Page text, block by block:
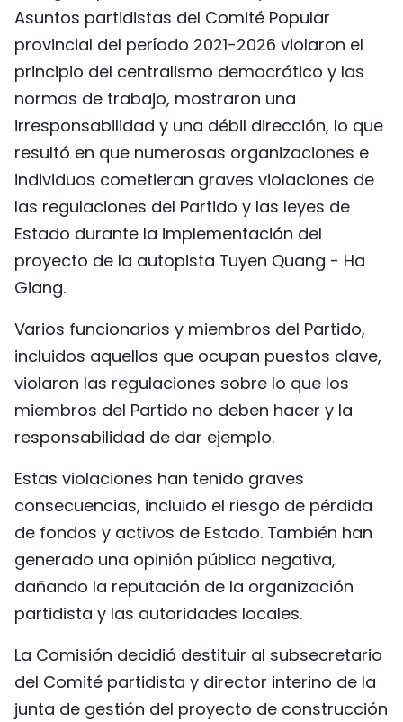
FRANÇAIS
Asuntos partidistas del Comité Popular
provincial del período 2021-2026 violaron el
principio del centralismo democrático y las
normas de trabajo, mostraron una
irresponsabilidad y una débil dirección, lo que
resultó en que numerosas organizaciones e
individuos cometieran graves violaciones de
las regulaciones del Partido y las leyes de
Estado durante la implementación del
proyecto de la autopista Tuyen Quang - Ha
Giang.
Varios funcionarios y miembros del Partido,
incluidos aquellos que ocupan puestos clave,
violaron las regulaciones sobre lo que los
miembros del Partido no deben hacer y la
responsabilidad de dar ejemplo.
Estas violaciones han tenido graves
consecuencias, incluido el riesgo de pérdida
de fondos y activos de Estado. También han
generado una opinión pública negativa,
dañando la reputación de la organización
partidista y las autoridades locales.
La Comisión decidió destituir al subsecretario
del Comité partidista y director interino de la
junta de gestión del proyecto de construcción